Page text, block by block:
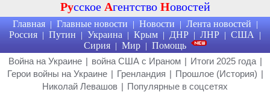
Русское Агентство Новостей
Главная | Главные новости | Новости | Лента новостей |
Россия | Путин | Украина | Крым | ДНР | ЛНР | США |
Сирия | Мир | Помощь
Война на Украине | война США с Ираном | Итоги 2025 года |
Герои войны на Украине | Гренландия | Прошлое (История) |
Николай Левашов | Популярные в соцсетях